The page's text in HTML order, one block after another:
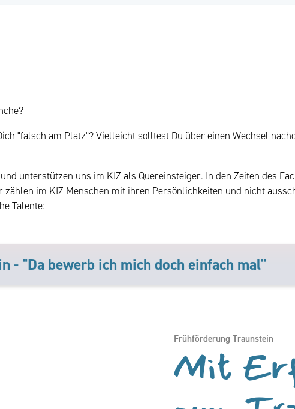
"falsch am Platz"? Vielleicht solltest Du über einen Wechsel
unterstützen uns im KIZ als Quereinsteiger. In den Zeiten des
zählen im KIZ Menschen mit ihren Persönlichkeiten und nicht
Talente:
- "Da bewerb ich mich doch einfach mal"
Frühförderung Traunstein
Mit